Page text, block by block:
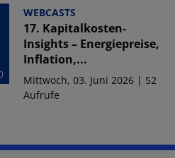
WEBCASTS
17. Kapitalkosten-
Insights – Energiepreise,
Inflation,...
Mittwoch, 03. Juni 2026 | 52
Aufrufe